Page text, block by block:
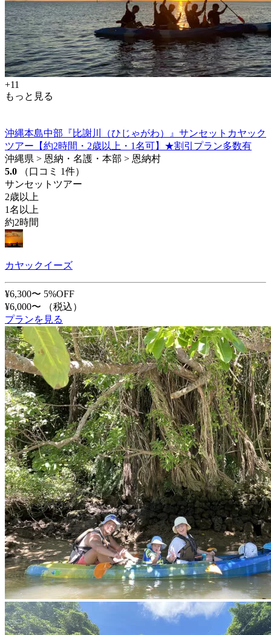
+11
もっと見る
沖縄本島中部『比謝川（ひじゃがわ）』サンセットカヤック
ツアー【約2時間・2歳以上・1名可】★割引プラン多数有
沖縄県 > 恩納・名護・本部 > 恩納村
5.0
（口コミ 1件）
サンセットツアー
2歳以上
1名以上
約2時間
カヤックイーズ
¥6,300〜 5%OFF
¥6,000〜
（税込）
プランを見る